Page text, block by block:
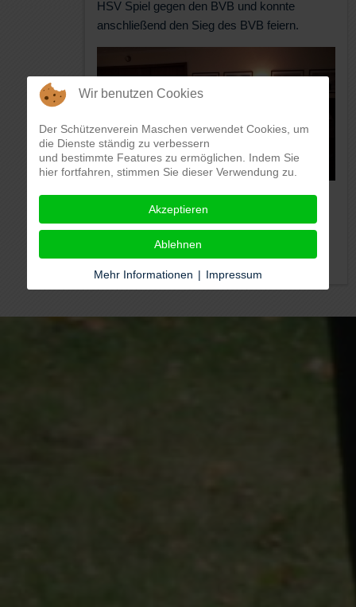
HSV Spiel gegen den BVB und konnte
anschließend den Sieg des BVB feiern.
Ein Dank geht auch an den Koch, denn das
Essen war lecker und hat gut geschmeckt.
Wir benutzen Cookies
Der Schützenverein Maschen verwendet Cookies, um
die Dienste ständig zu verbessern
und bestimmte Features zu ermöglichen. Indem Sie
hier fortfahren, stimmen Sie dieser Verwendung zu.
Akzeptieren
Ablehnen
Mehr Informationen | Impressum